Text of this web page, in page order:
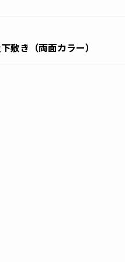
敷き（両面カラー）